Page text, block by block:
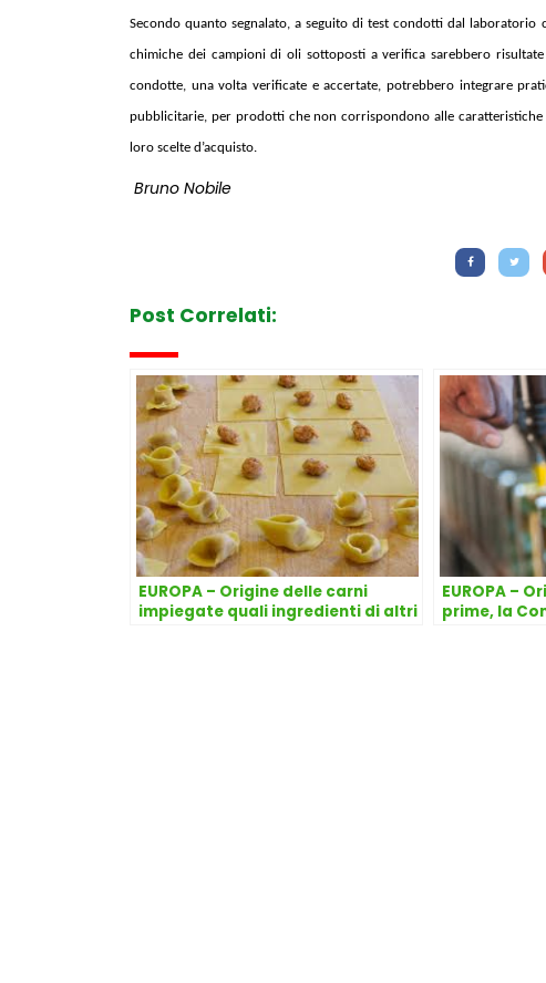
Secondo quanto segnalato, a seguito di test condotti dal laboratorio
chimiche dei campioni di oli sottoposti a verifica sarebbero
condotte, una volta verificate e accertate, potrebbero integrare
pubblicitarie, per prodotti che non corrispondono alle
loro scelte d’acquisto.
Bruno Nobile
Post Correlati:
EUROPA – Origine delle carni
impiegate quali ingredienti di altri
EUROPA –
prime, la